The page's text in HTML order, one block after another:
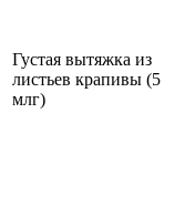
Густая вытяжка из
листьев крапивы (5
млг)